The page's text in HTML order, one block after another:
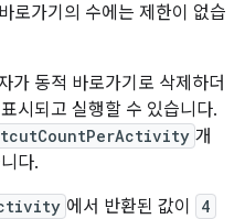
로가기의 수에는 제한이 없습
가 동적 바로가기로 삭제하더
시되고 실행할 수 있습니다.
개
다.
에서 반환된 값이 4